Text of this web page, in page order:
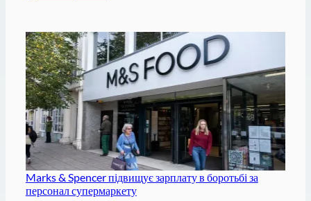
Marks & Spencer підвищує зарплату в боротьбі за
персонал супермаркету